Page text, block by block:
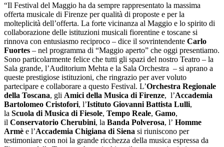
“Il Festival del Maggio ha da sempre rappresentato la massima
offerta musicale di Firenze per qualità di proposte e per la
molteplicità dell’offerta. La forte vicinanza al Maggio e lo spirito di
collaborazione delle istituzioni musicali fiorentine e toscane si
rinnova con entusiasmo reciproco – dice il sovrintendente Carlo
Fuortes – nel programma di “Maggio aperto” che oggi presentiamo.
Sono particolarmente felice che tutti gli spazi del nostro Teatro – la
Sala grande, l’Auditorium Mehta e la Sala Orchestra – si aprano a
queste prestigiose istituzioni, che ringrazio per aver voluto
partecipare e collaborare a questo Festival. L’Orchestra Regionale
della Toscana, gli Amici della Musica di Firenze, l’Accademia
Bartolomeo Cristofori, l’Istituto Giovanni Battista Lulli,
la Scuola di Musica di Fiesole, Tempo Reale, Gamo,
il Conservatorio Cherubini, la Banda Polverosa, l’ Homme
Armè e l’Accademia Chigiana di Siena si riuniscono per
testimoniare con noi la grande ricchezza della musica espressa da